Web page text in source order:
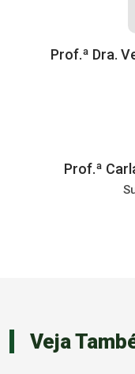
Prof.ª Dra.
Prof.ª
Veja